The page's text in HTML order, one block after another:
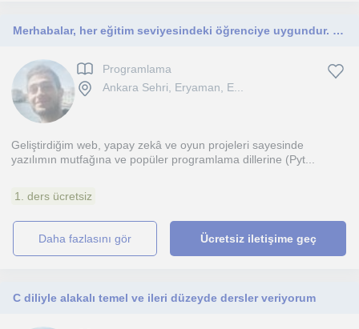
Merhabalar, her eğitim seviyesindeki öğrenciye uygundur. Programlamayı hem ileri düzey hem de temel düzeyde anlatabilirim
Programlama
Ankara Sehri, Eryaman, E...
Geliştirdiğim web, yapay zekâ ve oyun projeleri sayesinde
yazılımın mutfağına ve popüler programlama dillerine (Pyt...
1. ders ücretsiz
daha fazlasını gör Ücretsiz iletişime geç
C diliyle alakalı temel ve ileri düzeyde dersler veriyorum